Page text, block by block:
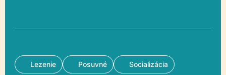
Lezenie Posuvné Socializácia